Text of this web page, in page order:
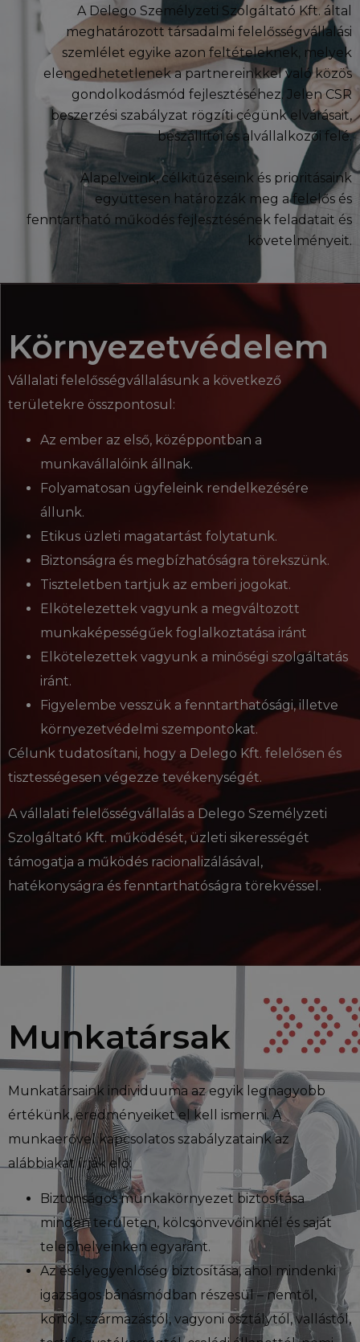
A Delego Személyzeti Szolgáltató Kft. által
meghatározott társadalmi felelősségvállalási
szemlélet egyike azon feltételeknek, melyek
elengedhetetlenek a partnereinkkel való közös
gondolkodásmód fejlesztéséhez. Jelen CSR
beszerzési szabályzat rögzíti cégünk elvárásait,
beszállítói és alvállalkozói felé.
Alapelveink, célkitűzéseink és prioritásaink
együttesen határozzák meg a felelős és
fenntartható működés fejlesztésének feladatait és
követelményeit.
Környezetvédelem
Vállalati felelősségvállalásunk a következő
területekre összpontosul:
Az ember az első, középpontban a
munkavállalóink állnak.
Folyamatosan ügyfeleink rendelkezésére
állunk.
Etikus üzleti magatartást folytatunk.
Biztonságra és megbízhatóságra törekszünk.
Tiszteletben tartjuk az emberi jogokat.
Elkötelezettek vagyunk a megváltozott
munkaképességűek foglalkoztatása iránt
Elkötelezettek vagyunk a minőségi szolgáltatás
iránt.
Figyelembe vesszük a fenntarthatósági, illetve
környezetvédelmi szempontokat.
Célunk tudatosítani, hogy a Delego Kft. felelősen és
tisztességesen végezze tevékenységét.
A vállalati felelősségvállalás a Delego Személyzeti
Szolgáltató Kft. működését, üzleti sikerességét
támogatja a működés racionalizálásával,
hatékonyságra és fenntarthatóságra törekvéssel.
Munkatársak
Munkatársaink individuuma az egyik legnagyobb
értékünk, eredményeiket el kell ismerni. A
munkaerővel kapcsolatos szabályzataink az
alábbiakat írják elő:
Biztonságos munkakörnyezet biztosítása
minden területen, kölcsönvevőinknél és saját
telephelyeinken egyaránt.
Az esélyegyenlőség biztosítása, ahol mindenki
igazságos bánásmódban részesül – nemtől,
kortól, származástól, vagyoni osztálytól, vallástól,